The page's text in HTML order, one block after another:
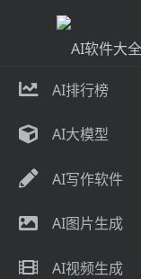
AI排行榜
AI大模型
AI写作软件
AI图片生成
AI视频生成